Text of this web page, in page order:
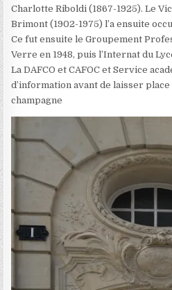
Charlotte Riboldi (1867-1925). Le
Brimont (1902-1975) l’a ensuite
Ce fut ensuite le Groupement
Verre en 1948, puis l’Internat du
La DAFCO et CAFOC et Service
d’information avant de laisser place
champagne